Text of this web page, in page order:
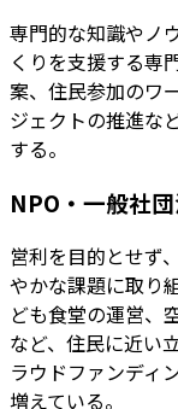
専門的な知識やノ
くりを支援する専
案、住民参加のワ
ジェクトの推進な
する。
NPO・一般社
営利を目的とせず
やかな課題に取り
ども食堂の運営、
など、住民に近い
ラウドファンディ
増えている。